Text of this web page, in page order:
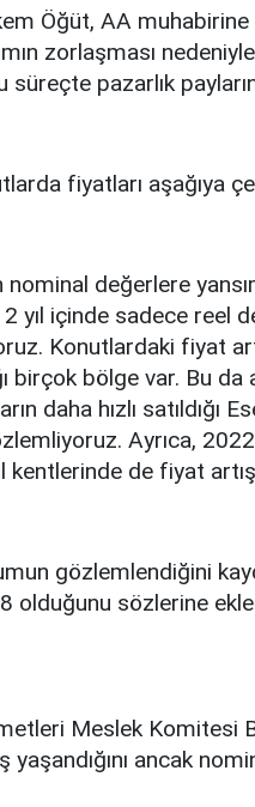
Öğüt, AA muhabirine
zorlaşması
pazarlık
fiyatları aşağıya
değerlere
yıl içinde sadece reel
Konutlardaki fiyat
birçok bölge var. Bu da
daha hızlı satıldığı
Ayrıca,
de fiyat artış
gözlemlendiğini
olduğunu sözlerine
Meslek Komitesi
ancak